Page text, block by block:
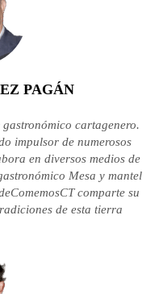
PAGÁN
cartagenero.
impulsor de numerosos
en diversos medios de
Mesa y mantel
comparte su
de esta tierra